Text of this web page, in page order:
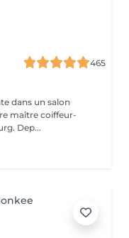
465
dans un salon
maître coiffeur-
Dep...